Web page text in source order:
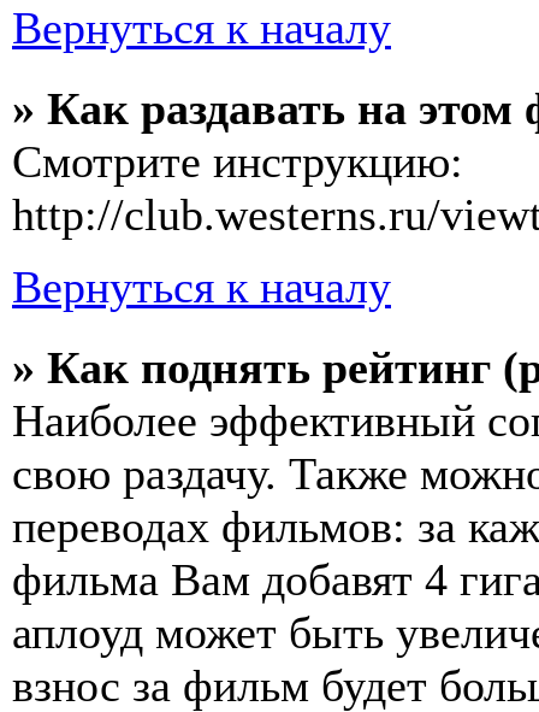
Вернуться к началу
» Как раздавать на этом
Смотрите инструкцию:
http://club.westerns.ru/
Вернуться к началу
» Как поднять рейтинг
Наиболее эффективный
свою раздачу. Также
переводах фильмов: за
фильма Вам добавят 4
аплоуд может быть
взнос за фильм будет